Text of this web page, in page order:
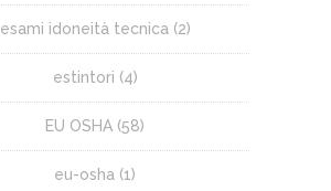
esami idoneità tecnica (2)
estintori (4)
EU OSHA (58)
eu-osha (1)